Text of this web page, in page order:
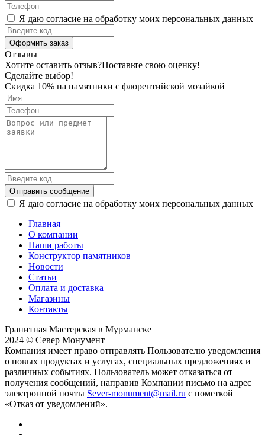
Я даю согласие на обработку моих персональных данных
Оформить заказ
Отзывы
Хотите оставить отзыв?Поставьте свою оценку!
Сделайте выбор!
Скидка 10% на памятники с флорентийской мозайкой
Отправить сообщение
Я даю согласие на обработку моих персональных данных
Главная
О компании
Наши работы
Конструктор памятников
Новости
Статьи
Оплата и доставка
Магазины
Контакты
Гранитная Мастерская в Мурманске
2024 © Север Монумент
Компания имеет право отправлять Пользователю уведомления
о новых продуктах и услугах, специальных предложениях и
различных событиях. Пользователь может отказаться от
получения сообщений, направив Компании письмо на адрес
электронной почты Sever-monument@mail.ru с пометкой
«Отказ от уведомлений».